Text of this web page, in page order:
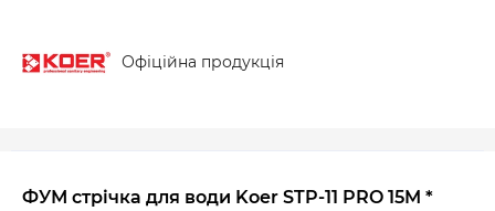
Офіційна продукція
ФУМ стрічка для води Koer STP-11 PRO 15M *